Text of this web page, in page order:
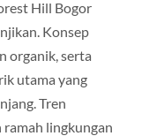
Hill Bogor
Konsep
organik, serta
utama yang
Tren
lingkungan